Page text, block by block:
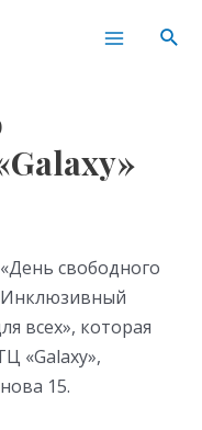
Main
свободного
всех», которая
«Galaxy»,
15.